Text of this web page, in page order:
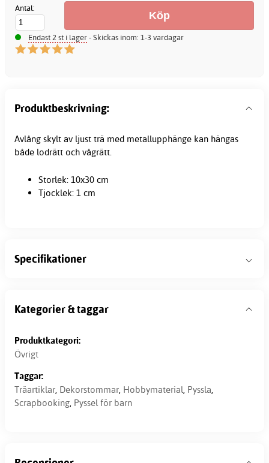
Antal:
Endast 2 st i lager- Skickas inom: 1-3 vardagar
Produktbeskrivning:
Avlång skylt av ljust trä med metallupphänge kan hängas
både lodrätt och vågrätt.
Storlek: 10x30 cm
Tjocklek: 1 cm
Specifikationer
Kategorier & taggar
Produktkategori:
Övrigt
Taggar:
Träartiklar, Dekorstommar, Hobbymaterial, Pyssla,
Scrapbooking, Pyssel för barn